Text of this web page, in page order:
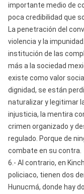
importante medio de
poca credibilidad que
La penetración del
violencia y la
institución de las
más a la sociedad
existe como valor
dignidad, se están
naturalizar y legitimar
injusticia, la mentira
crimen organizado y
regulado. Porque de
combate en su contra.
6.- Al contrario, en
policiaco, tienen dos
Hunucmá, donde hay